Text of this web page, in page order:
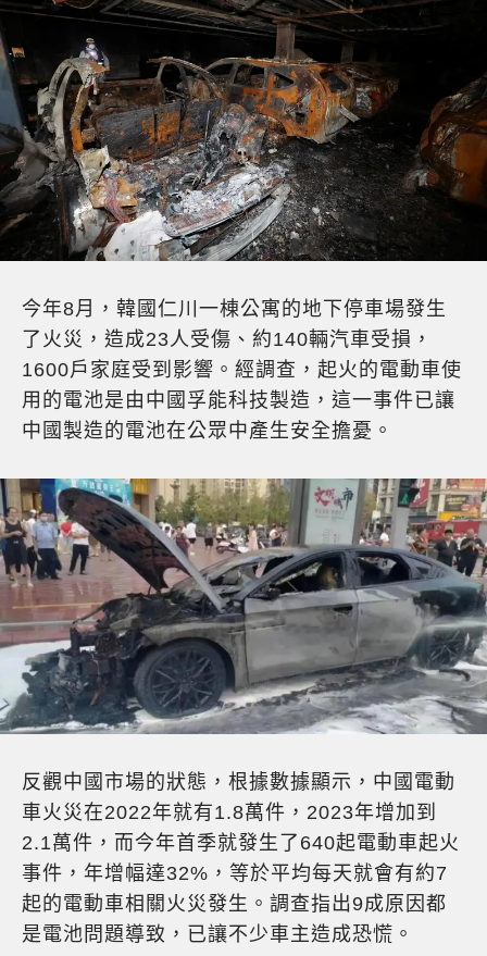
今年8月，韓國仁川一棟公寓的地下停車場發生
了火災，造成23人受傷、約140輛汽車受損，
1600戶家庭受到影響。經調查，起火的電動車使
用的電池是由中國孚能科技製造，這一事件已讓
中國製造的電池在公眾中產生安全擔憂。
反觀中國市場的狀態，根據數據顯示，中國電動
車火災在2022年就有1.8萬件， 2023年增加到
2.1萬件，而今年首季就發生了 640起電動車起火
事件，年增幅達32% ，等於平均每天就會有約7
起的電動車相關火災發生。調查指出9成原因都
是電池問題導致，已讓不少車主造成恐慌。